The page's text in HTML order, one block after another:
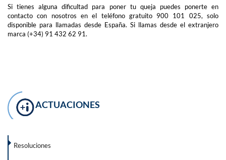
Si tienes alguna dificultad para poner tu queja puedes ponerte en
contacto con nosotros en el teléfono gratuito 900 101 025, solo
disponible para llamadas desde España. Si llamas desde el extranjero
marca (+34) 91 432 62 91.
ACTUACIONES
Resoluciones